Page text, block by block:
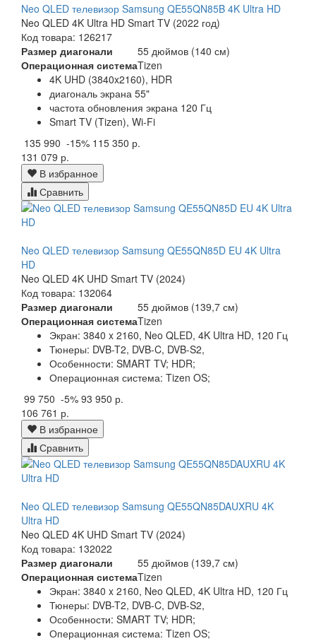
Neo QLED телевизор Samsung QE55QN85B 4K Ultra HD
Neo QLED 4K Ultra HD Smart TV (2022 год)
Код товара: 126217
Размер диагонали
55 дюймов (140 см)
Операционная системаTizen
4K UHD (3840x2160), HDR
диагональ экрана 55"
частота обновления экрана 120 Гц
Smart TV (Tizen), Wi-Fi
135 990 -15% 115 350 р.
131 079 р.
В избранное
Сравнить
Neo QLED телевизор Samsung QE55QN85D EU 4K Ultra
HD
Neo QLED 4K UHD Smart TV (2024)
Код товара: 132064
Размер диагонали
55 дюймов (139,7 см)
Операционная системаTizen
Экран: 3840 x 2160, Neo QLED, 4K Ultra HD, 120 Гц
Тюнеры: DVB-T2, DVB-C, DVB-S2,
Особенности: SMART TV; HDR;
Операционная система: Tizen OS;
99 750 -5% 93 950 р.
106 761 р.
В избранное
Сравнить
Neo QLED телевизор Samsung QE55QN85DAUXRU 4K
Ultra HD
Neo QLED 4K UHD Smart TV (2024)
Код товара: 132022
Размер диагонали
55 дюймов (139,7 см)
Операционная системаTizen
Экран: 3840 x 2160, Neo QLED, 4K Ultra HD, 120 Гц
Тюнеры: DVB-T2, DVB-C, DVB-S2,
Особенности: SMART TV; HDR;
Операционная система: Tizen OS;